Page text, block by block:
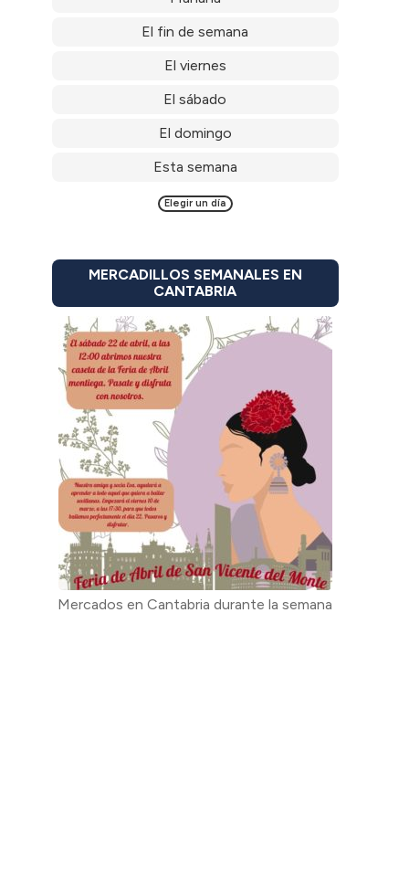
El fin de semana
El viernes
El sábado
El domingo
Esta semana
Elegir un día
MERCADILLOS SEMANALES EN
CANTABRIA
Mercados en Cantabria durante la semana